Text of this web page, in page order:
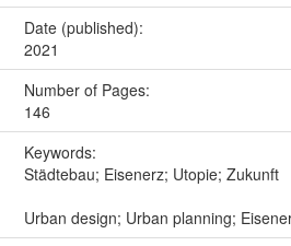
Date (published):
2021
Number of Pages:
146
Keywords:
Städtebau; Eisenerz; Utopie; Zukunft
Urban design; Urban planning;